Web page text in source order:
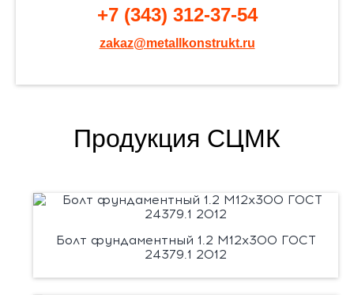
+7 (343) 312-37-54
zakaz@metallkonstrukt.ru
Продукция СЦМК
Болт фундаментный 1.2 М12х300 ГОСТ
24379.1 2012